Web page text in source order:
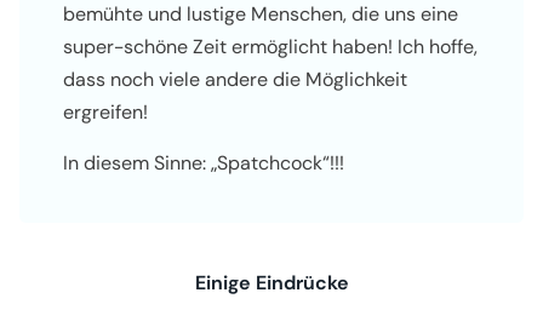
bemühte und lustige Menschen, die uns eine
super-schöne Zeit ermöglicht haben! Ich hoffe,
dass noch viele andere die Möglichkeit
ergreifen!
In diesem Sinne: „Spatchcock“!!!
Einige Eindrücke